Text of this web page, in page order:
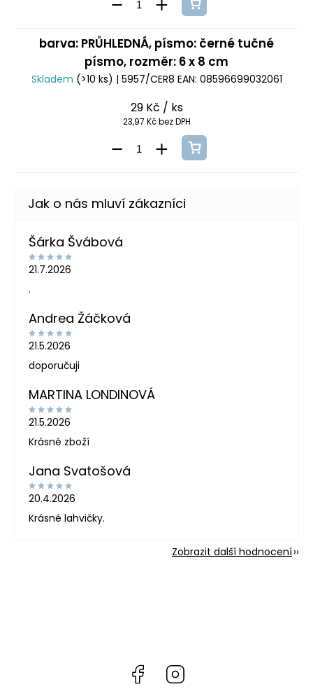
barva: PRŮHLEDNÁ, písmo: černé tučné
písmo, rozměr: 6 x 8 cm
Skladem (>10 ks) | 5957/CER8 EAN: 08596699032061
29 Kč / ks
23,97 Kč bez DPH
Šárka Švábová
21.7.2026
.
Andrea Žáčková
21.5.2026
doporučuji
MARTINA LONDINOVÁ
21.5.2026
Krásné zboží
Jana Svatošová
20.4.2026
Krásné lahvičky.
Zobrazit další hodnocení
Facebook